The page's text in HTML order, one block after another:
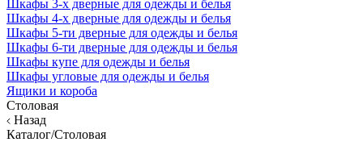
Шкафы 3-х дверные для одежды и белья
Шкафы 4-х дверные для одежды и белья
Шкафы 5-ти дверные для одежды и белья
Шкафы 6-ти дверные для одежды и белья
Шкафы купе для одежды и белья
Шкафы угловые для одежды и белья
Ящики и короба
Столовая
Назад
Каталог/Столовая